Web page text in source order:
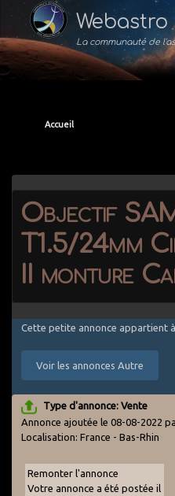
Webastro
La communauté de
Accueil
Objectif
T1.5/24mm
II monture
Cette petite annonce appartient
Voir les annonces Autre
Type d'annonce: Vente
Annonce ajoutée le 08-08-2022
Localisation: France - Bas-Rhin
Remonter l'annonce
Votre annonce a été postée il